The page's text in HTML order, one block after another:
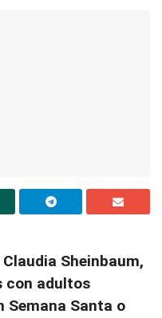
Sheinbaum,
con adultos
Semana Santa o